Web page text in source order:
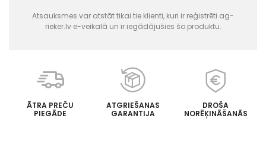
Atsauksmes var atstāt tikai tie klienti, kuri ir reģistrēti ag-
rieker.lv e-veikalā un ir iegādājušies šo produktu.
ĀTRA PREČU
PIEGĀDE
ATGRIEŠANAS
GARANTIJA
DROŠA
NORĒĶINĀŠANĀS